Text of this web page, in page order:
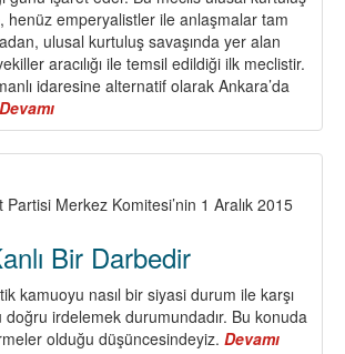
henüz emperyalistler ile anlaşmalar tam
ulusal kurtuluş savaşında yer alan
aracılığı ile temsil edildiği ilk meclistir.
idaresine alternatif olarak Ankara’da
Devamı
23
NİSAN’IN
DÖNÜMÜ
TÜRKİYE
CUMHURİYETİ
YURTTAŞLARININ
GÖREVİ
Merkez Komitesi’nin 1 Aralık 2015
Bir Darbedir
kamuoyu nasıl bir siyasi durum ile karşı
doğru irdelemek durumundadır. Bu konuda
olduğu düşüncesindeyiz. Devamı